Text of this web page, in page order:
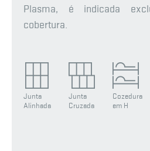
Plasma, é indicada
cobertura.
Junta
Alinhada
Junta
Cruzada
Cozedura
em H